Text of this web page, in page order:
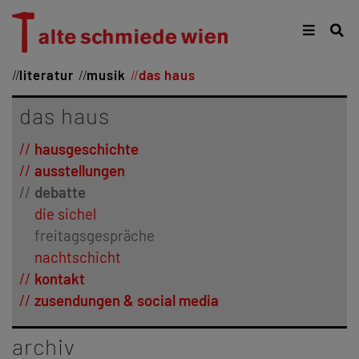
literatur musik das haus
das haus
hausgeschichte
ausstellungen
debatte
die sichel
freitagsgespräche
nachtschicht
kontakt
zusendungen & social media
archiv